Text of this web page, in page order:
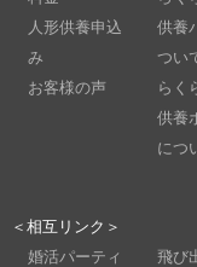
人形供養申込
み
お客様の声
供養
つい
らく
供養
につ
＜相互リンク＞
婚活パーティ
飛び